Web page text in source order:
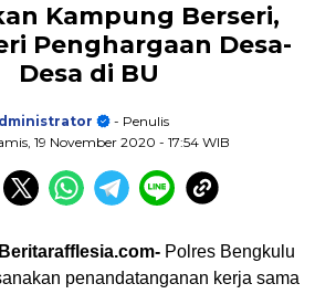
Kampung Berseri,
Penghargaan Desa-
Desa di BU
- Penulis
19 November 2020 - 17:54 WIB
Polres Bengkulu
penandatanganan kerja sama